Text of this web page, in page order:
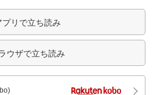
プリで立ち読み
ウザで立ち読み